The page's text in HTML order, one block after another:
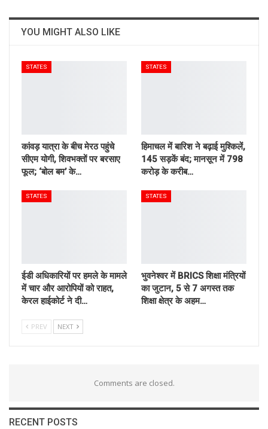
YOU MIGHT ALSO LIKE
STATES
कांवड़ यात्रा के बीच मेरठ पहुंचे
सीएम योगी, शिवभक्तों पर बरसाए
फूल; ‘बोल बम’ के…
STATES
हिमाचल में बारिश ने बढ़ाई मुश्किलें,
145 सड़कें बंद; मानसून में 798
करोड़ के करीब…
STATES
ईडी अधिकारियों पर हमले के मामले
में चार और आरोपियों को राहत,
केरल हाईकोर्ट ने दी…
STATES
भुवनेश्वर में BRICS शिक्षा मंत्रियों
का जुटान, 5 से 7 अगस्त तक
शिक्षा क्षेत्र के अहम…
PREV NEXT
Comments are closed.
RECENT POSTS